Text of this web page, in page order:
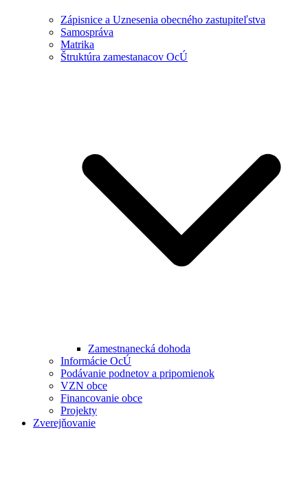
Zápisnice a Uznesenia obecného zastupiteľstva
Samospráva
Matrika
Štruktúra zamestanacov OcÚ
Zamestnanecká dohoda
Informácie OcÚ
Podávanie podnetov a pripomienok
VZN obce
Financovanie obce
Projekty
Zverejňovanie